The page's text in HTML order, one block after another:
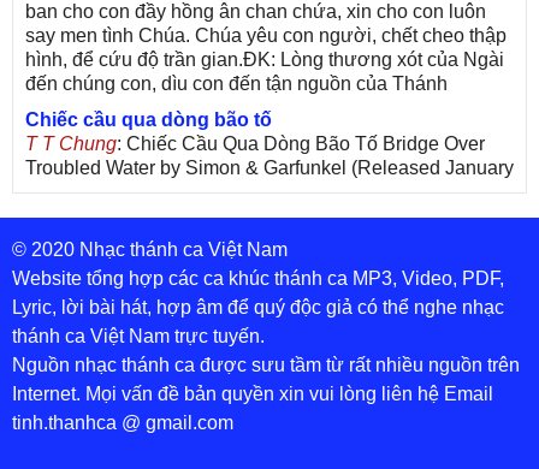
ban cho con đầy hồng ân chan chứa, xin cho con luôn
say men tình Chúa. Chúa yêu con người, chết cheo thập
hình, để cứu độ trần gian.ĐK: Lòng thương xót của Ngài
đến chúng con, dìu con đến tận nguồn của Thánh
Chiếc cầu qua dòng bão tố
T T Chung: Chiếc Cầu Qua Dòng Bão Tố Bridge Over
Troubled Water by Simon & Garfunkel (Released January
26, 1970) Lời Việt: Nhạc Sĩ Vũ Đức Nghiêm Trình Bày:
Chung Tử Lưu
De Colores! (Lời Việt)
Son Vu: Bài hát có lời chưa.Cám ơn
Bài ca dâng Mẹ
thuc : xin lòi bài hat ,bai ca dang me.gia ân
Theo gương Mẹ, con lên đường
sr Thúy Ngân: xin cho con bản PDF bài này ạ
Đến với Lòng Thương Xót Chúa
© 2020 Nhạc thánh ca Việt Nam
Website tổng hợp các ca khúc thánh ca MP3, Video, PDF,
Lyric, lời bài hát, hợp âm để quý độc giả có thể nghe nhạc
thánh ca Việt Nam trực tuyến.
Nguồn nhạc thánh ca được sưu tầm từ rất nhiều nguồn trên
Internet. Mọi vấn đề bản quyền xin vui lòng liên hệ Email
tinh.thanhca @ gmail.com